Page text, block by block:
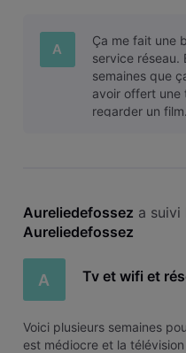
patien
A
Ça me fait une
service réseau.
semaines que
avoir offert une
regarder un
Aureliedefossez a
Aureliedefossez
A Tv et wifi et
Voici plusieurs semaines
est médiocre et la